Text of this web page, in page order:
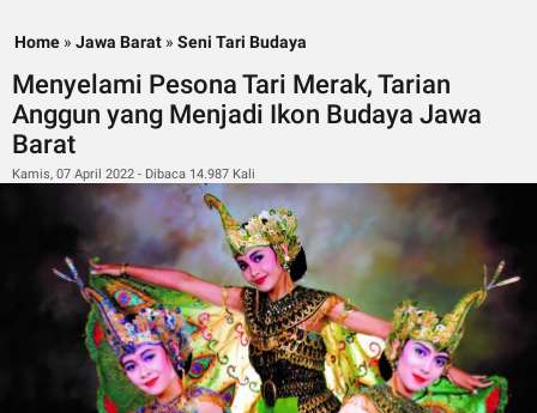
Home » Jawa Barat » Seni Tari Budaya
Menyelami Pesona Tari Merak, Tarian
Anggun yang Menjadi Ikon Budaya Jawa
Barat
Kamis, 07 April 2022 - Dibaca 14.987 Kali